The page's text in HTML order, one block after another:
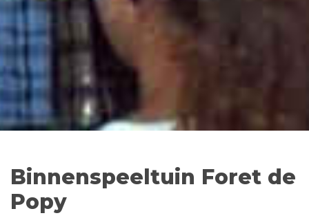
Binnenspeeltuin Foret de
Popy